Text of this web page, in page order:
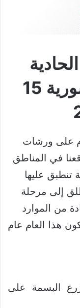
عشرة للثورة السورية 15
على ورشات
في المناطق
عليها
إلى مرحلة
من الموارد
هذا العام عام
البسمة على